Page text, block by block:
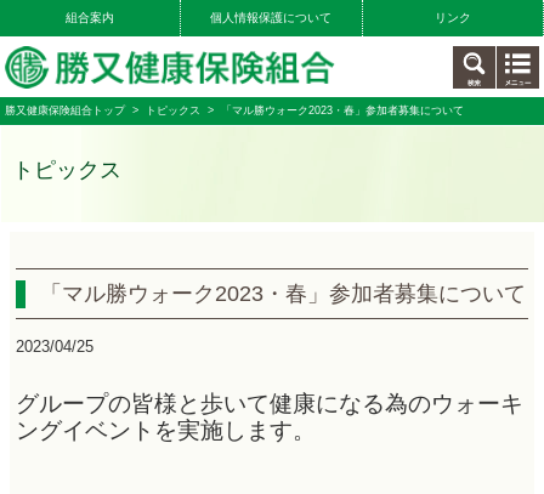
組合案内 個人情報保護について リンク
勝又健康保険組合トップ> トピックス > 「マル勝ウォーク2023・春」参加者募集について
トピックス
「マル勝ウォーク2023・春」参加者募集について
2023/04/25
グループの皆様と歩いて健康になる為のウォーキ
ングイベントを実施します。